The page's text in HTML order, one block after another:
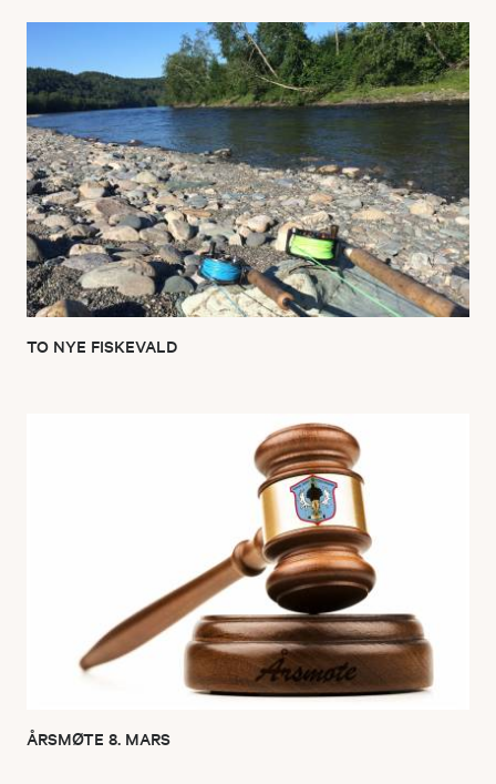
TO NYE FISKEVALD
ÅRSMØTE 8. MARS